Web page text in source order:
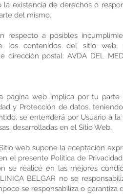
existencia de derechos o
del mismo.
respecto a posibles
los contenidos del sitio
dirección postal: AVDA DEL
página web implica por tu
y Protección de datos,
se entenderá por Usuario a
desarrolladas en el Sitio Web.
web supone la aceptación
el presente Política de
se realice en las mejores
BELGAR no se
se responsabiliza o